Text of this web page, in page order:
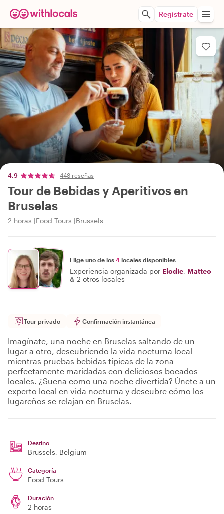
Regístrate
4,9 448 reseñas
Tour de Bebidas y Aperitivos en
Bruselas
2 horas Food Tours Brussels
Elige uno de los 4 locales disponibles
Experiencia organizada por Elodie, Matteo
& 2 otros locales
Tour privado Confirmación instantánea
Imagínate, una noche en Bruselas saltando de un
lugar a otro, descubriendo la vida nocturna local
mientras pruebas bebidas típicas de la zona
perfectamente maridadas con deliciosos bocados
locales. ¿Suena como una noche divertida? Únete a un
experto local en vida nocturna y descubre cómo los
lugareños se relajan en Bruselas.
Destino
Brussels, Belgium
Categoría
Food Tours
Duración
2 horas